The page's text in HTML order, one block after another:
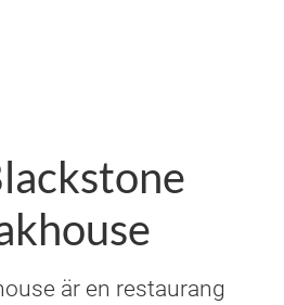
är en restaurang